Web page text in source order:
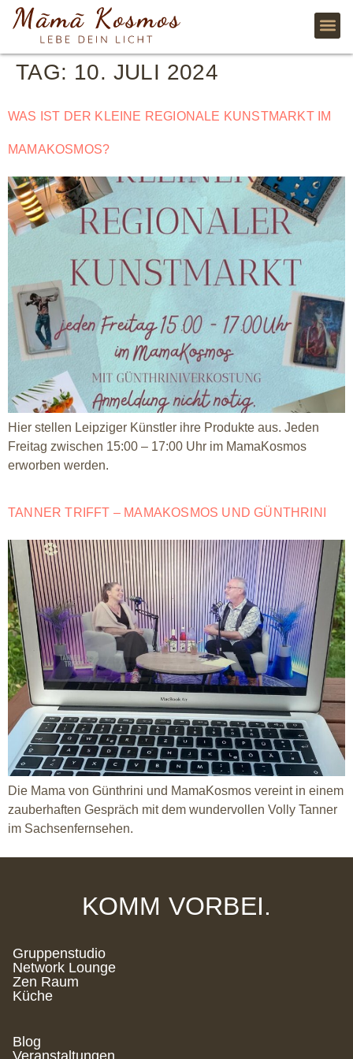
TAG: 10. JULI 2024
WAS IST DER KLEINE REGIONALE KUNSTMARKT IM
MAMAKOSMOS?
Hier stellen Leipziger Künstler ihre Produkte aus. Jeden
Freitag zwischen 15:00 – 17:00 Uhr im MamaKosmos
erworben werden.
TANNER TRIFFT – MAMAKOSMOS UND GÜNTHRINI
Die Mama von Günthrini und MamaKosmos vereint in einem
zauberhaften Gespräch mit dem wundervollen Volly Tanner
im Sachsenfernsehen.
KOMM VORBEI.
Gruppenstudio
Network Lounge
Zen Raum
Küche
Blog
Veranstaltungen